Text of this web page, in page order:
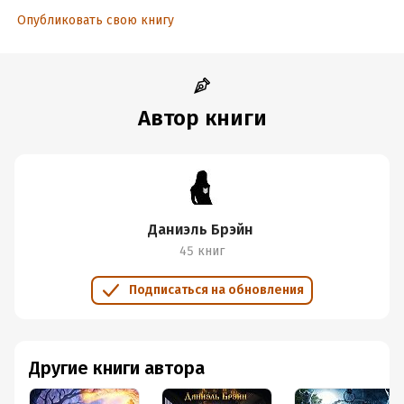
Объем:297379
Опубликовать свою книгу
Автор книги
Даниэль Брэйн
45 книг
Подписаться на обновления
Другие книги автора